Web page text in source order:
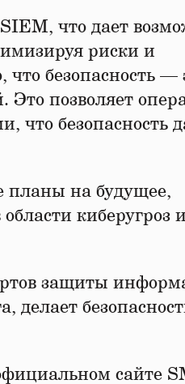
что дает
риски и
безопасность —
позволяет
что безопасность
планы на будущее,
киберугроз и
защиты
делает
сайте